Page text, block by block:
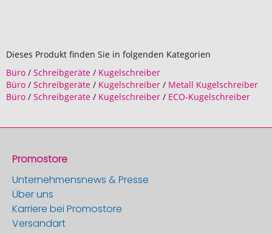
Dieses Produkt finden Sie in folgenden Kategorien
Büro / Schreibgeräte / Kugelschreiber
Büro / Schreibgeräte / Kugelschreiber / Metall Kugelschreiber
Büro / Schreibgeräte / Kugelschreiber / ECO-Kugelschreiber
Promostore
Unternehmensnews & Presse
Über uns
Karriere bei Promostore
Versandart